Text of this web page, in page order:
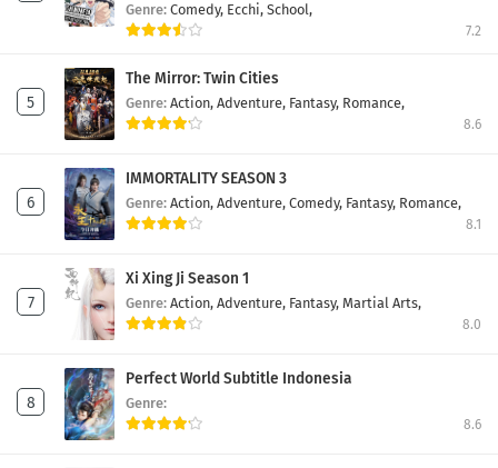
Genre: Comedy, Ecchi, School,
7.2
The Mirror: Twin Cities
Genre: Action, Adventure, Fantasy, Romance,
8.6
IMMORTALITY SEASON 3
Genre: Action, Adventure, Comedy, Fantasy, Romance,
8.1
Xi Xing Ji Season 1
Genre: Action, Adventure, Fantasy, Martial Arts,
8.0
Perfect World Subtitle Indonesia
Genre:
8.6